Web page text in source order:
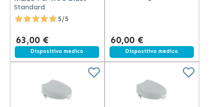
Standard
5/5
63,00 €
Spedizione gratuita
Dispositivo medico
60,00 €
Dispositivo medico